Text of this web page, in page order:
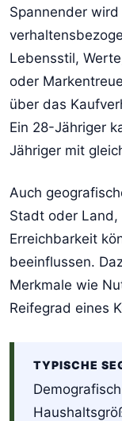
Spannender
Lebensstil,
oder
über das
Ein 28-Jähriger
Jähriger mit
Auch
Stadt oder Land,
Erreichbarkeit
beeinflussen.
Merkmale wie
Reifegrad eines
TYPISCHE